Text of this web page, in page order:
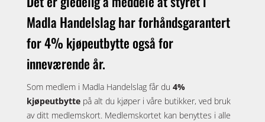
Madla Handelslag har forhåndsgarantert
for 4% kjøpeutbytte også for
inneværende år.
Som medlem i Madla Handelslag får du 4%
kjøpeutbyttepå alt du kjøper i våre butikker, ved bruk
av ditt medlemskort. Medlemskortet kan benyttes i alle